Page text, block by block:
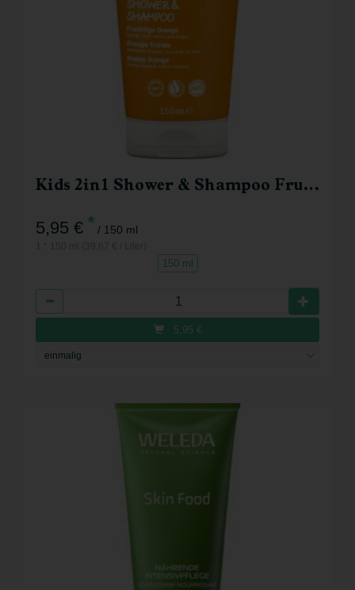
Kids 2in1 Shower & Shampoo Fruchtige Orange
5,95 € * / 150 ml
150 ml
5,95 €